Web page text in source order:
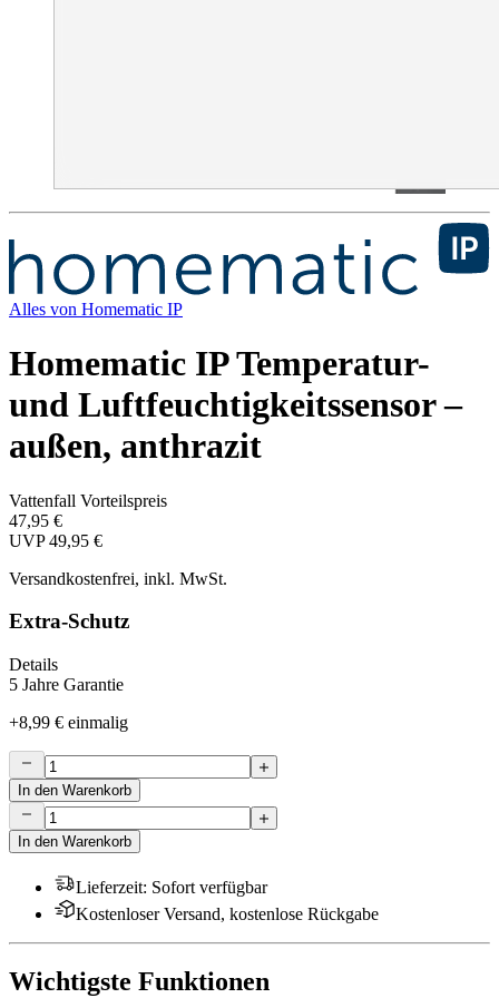
Alles von Homematic IP
Homematic IP Temperatur-
und Luftfeuchtigkeitssensor –
außen, anthrazit
Vattenfall Vorteilspreis
47,95 €
UVP 49,95 €
Versandkostenfrei, inkl. MwSt.
Extra-Schutz
Details
5 Jahre Garantie
+8,99 € einmalig
In den Warenkorb
In den Warenkorb
Lieferzeit: Sofort verfügbar
Kostenloser Versand, kostenlose Rückgabe
Wichtigste Funktionen